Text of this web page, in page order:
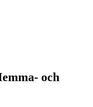
och